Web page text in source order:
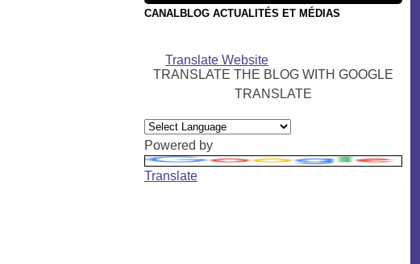
CANALBLOG ACTUALITÉS ET MÉDIAS
Translate Website
TRANSLATE THE BLOG WITH GOOGLE
TRANSLATE
Powered by
Translate